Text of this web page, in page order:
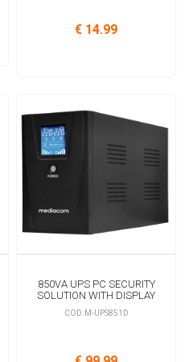
€ 14.99
850VA UPS PC SECURITY
SOLUTION WITH DISPLAY
COD.M-UPS851D